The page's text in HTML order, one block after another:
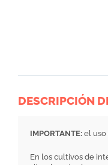
DESCRIPCIÓN
IMPORTANTE: el uso
En los cultivos de